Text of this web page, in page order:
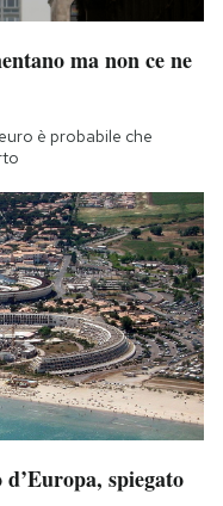
ma non ce ne
è probabile che
spiegato